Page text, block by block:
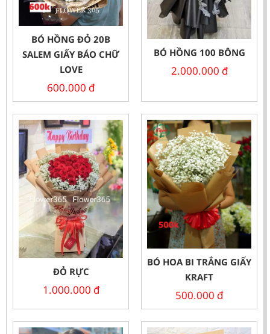
BÓ HỒNG ĐỎ 20B
SALEM GIẤY BÁO CHỮ
LOVE
600.000 đ
BÓ HỒNG 100 BÔNG
2.000.000 đ
ĐỎ RỰC
1.000.000 đ
BÓ HOA BI TRẮNG GIẤY
KRAFT
500.000 đ